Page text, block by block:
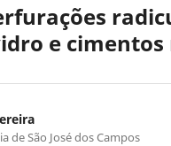
e cimentos
de São José dos Campos